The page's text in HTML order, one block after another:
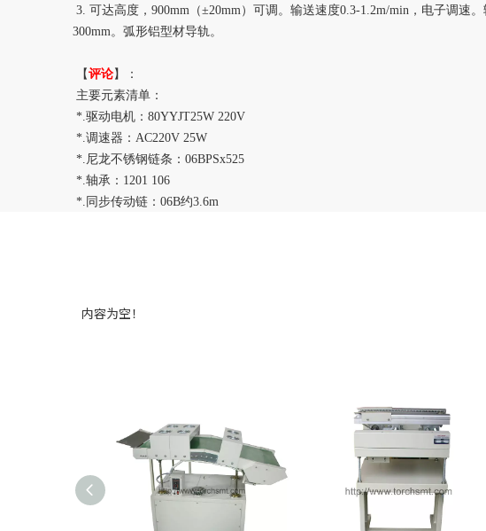
3. 可达高度，900mm（±20mm）可调。输送速度0.3-1.2m/min，电子调
300mm。弧形铝型材导轨。
【评论】：
主要元素清单：
*.驱动电机：80YYJT25W 220V
*.调速器：AC220V 25W
*.尼龙不锈钢链条：06BPSx525
*.轴承：1201 106
*.同步传动链：06B约3.6m
内容为空！